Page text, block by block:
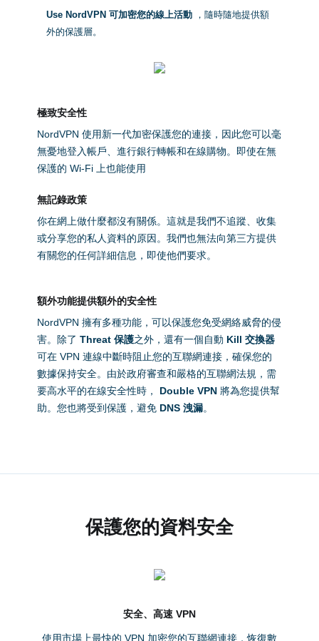
Use NordVPN 可加密您的線上活動，隨時隨地提供額
外的保護層。
極致安全性
NordVPN 使用新一代加密保護您的連接，因此您可以毫
無憂地登入帳戶、進行銀行轉帳和在線購物。即使在無
保護的 Wi-Fi 上也能使用
無記錄政策
你在網上做什麼都沒有關係。這就是我們不追蹤、收集
或分享您的私人資料的原因。我們也無法向第三方提供
有關您的任何詳細信息，即使他們要求。
額外功能提供額外的安全性
NordVPN 擁有多種功能，可以保護您免受網絡威脅的侵
害。除了Threat 保護之外，還有一個自動 Kill 交換器
可在 VPN 連線中斷時阻止您的互聯網連接，確保您的
數據保持安全。由於政府審查和嚴格的互聯網法規，需
要高水平的在線安全性時， Double VPN 將為您提供幫
助。您也將受到保護，避免 DNS 洩漏。
保護您的資料安全
安全、高速 VPN
使用市場上最快的 VPN 加密您的互聯網連接，恢復數